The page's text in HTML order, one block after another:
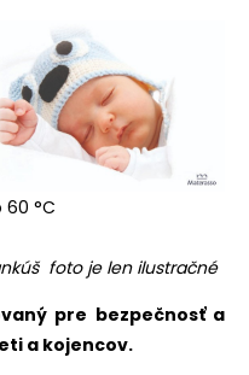
60 °C
foto je len ilustračné
pre bezpečnosť a
a kojencov.